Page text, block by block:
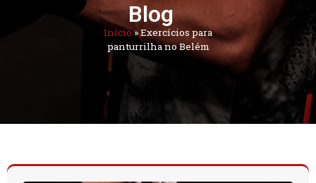
Blog
Início»Exercícios para
panturrilha no Belém